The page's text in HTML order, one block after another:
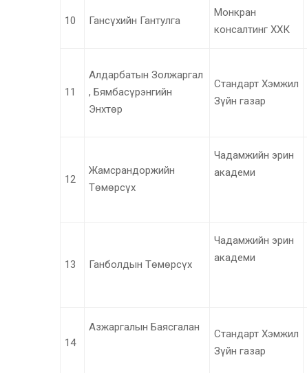
10 Гансүхийн Гантулга
Монкран
консалтинг ХХК
11
Алдарбатын Золжаргал
, Бямбасүрэнгийн
Энхтөр
Стандарт Хэмжил
Зүйн газар
12
Жамсрандоржийн
Төмөрсүх
Чадамжийн эрин
академи
13 Ганболдын Төмөрсүх
Чадамжийн эрин
академи
14
Азжаргалын Баясгалан
Стандарт Хэмжил
Зүйн газар